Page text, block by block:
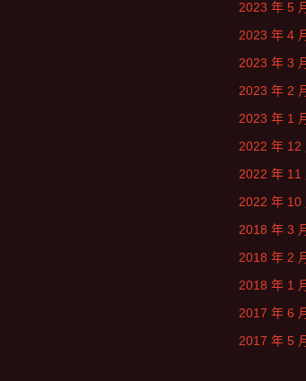
2023 年 5
2023 年 4
2023 年 3
2023 年 2
2023 年 1
2022 年 12
2022 年 11
2022 年 10
2018 年 3
2018 年 2
2018 年 1
2017 年 6
2017 年 5